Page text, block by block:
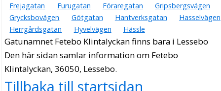
Frejagatan
Furugatan Föraregatan
Gripsbergsvägen
Grycksbovägen
Götgatan Hantverksgatan
Hasselvägen
Herrgårdsgatan
Hyvelvägen Hässle
Gatunamnet Fetebo Klintalyckan finns bara i Lessebo
Den här sidan samlar information om Fetebo
Klintalyckan, 36050, Lessebo.
Tillbaka till startsidan